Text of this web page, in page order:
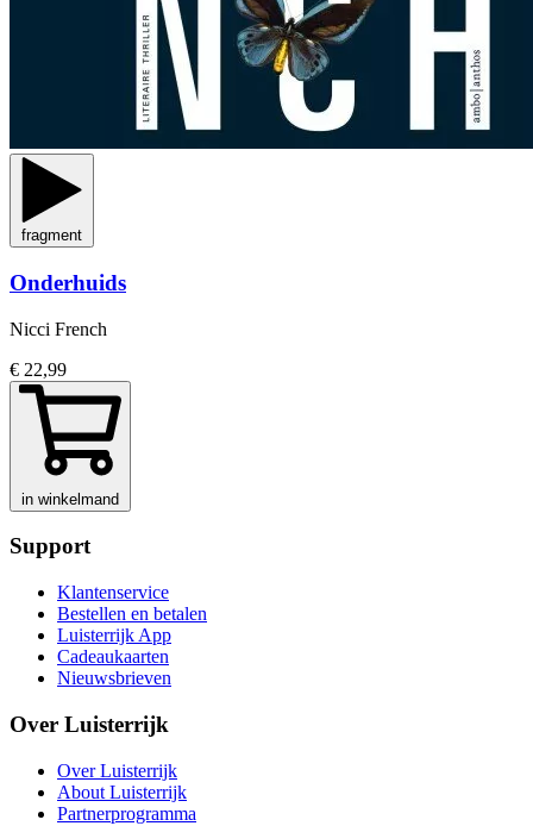
fragment
Onderhuids
Nicci French
€ 22,99
in winkelmand
Support
Klantenservice
Bestellen en betalen
Luisterrijk App
Cadeaukaarten
Nieuwsbrieven
Over Luisterrijk
Over Luisterrijk
About Luisterrijk
Partnerprogramma